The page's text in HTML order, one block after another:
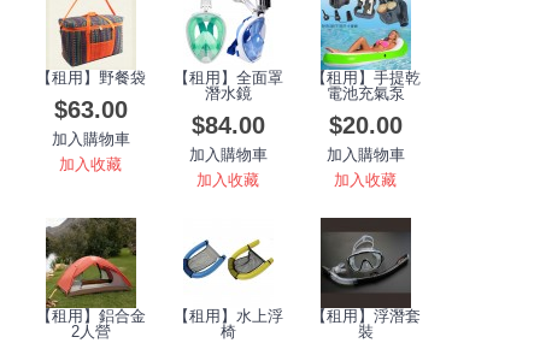
【租用】野餐袋
$63.00
加入購物車
加入收藏
【租用】全面罩
潛水鏡
$84.00
加入購物車
加入收藏
【租用】手提乾
電池充氣泵
$20.00
加入購物車
加入收藏
【租用】鋁合金
2人營
【租用】水上浮
椅
【租用】浮潛套
裝